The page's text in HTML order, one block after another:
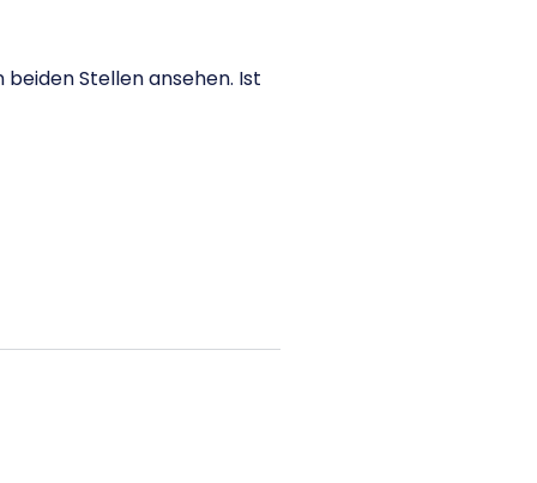
Stellen ansehen. Ist